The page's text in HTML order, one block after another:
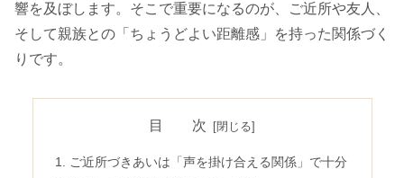
響を及ぼします。そこで重要になるのが、ご近所や友人、
そして親族との「ちょうどよい距離感」を持った関係づく
りです。
目 次
ご近所づきあいは「声を掛け合える関係」で十分